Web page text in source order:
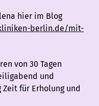
hier im Blog
berlin.de/mit-
von 30 Tagen
und
für Erholung und